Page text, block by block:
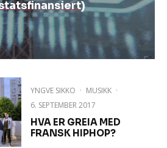
YNGVE SIKKO · MUSIKK ·
6. SEPTEMBER 2017
HVA ER GREIA MED
FRANSK HIPHOP?